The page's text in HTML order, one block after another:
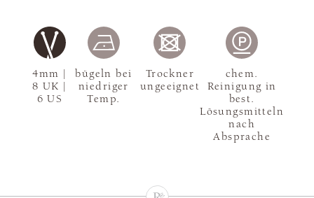
4mm |
8 UK |
6 US
bügeln bei
niedriger
Temp.
Trockner
ungeeignet
chem.
Reinigung in
best.
Lösungsmitteln
nach
Absprache